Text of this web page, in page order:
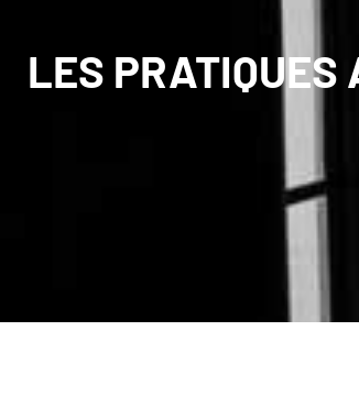
LES PRATIQUES